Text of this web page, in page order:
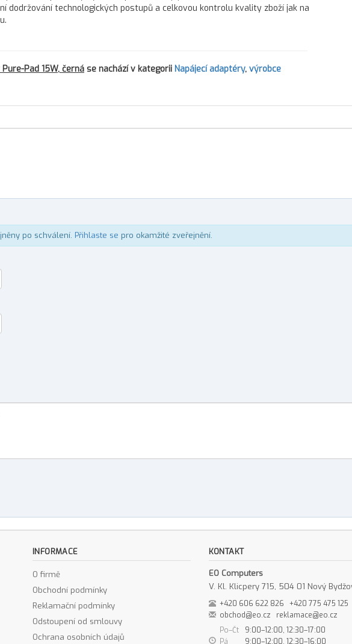
dodržování technologických postupů a celkovou kontrolu kvality zboží jak na
Pad 15W, černá se nachází v kategorii Napájecí adaptéry, výrobce
po schválení. Přihlaste se pro okamžité zveřejnění.
INFORMACE
O firmě
Obchodní podmínky
Reklamační podmínky
Odstoupení od smlouvy
Ochrana osobních údajů
KONTAKT
EO Computers
V. Kl. Klicpery 715, 504 01 Nový
+420 606 622 826
+420 775 475 125
obchod@eo.cz
reklamace@eo.cz
Po–Čt
9:00–12:00, 12:30–17:00
Pá
9:00–12:00, 12:30–16:00